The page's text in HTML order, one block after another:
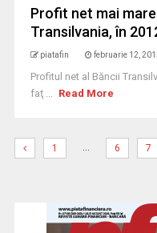
Profit net mai
Transilvania, în
piatafin februarie 12,
Profitul net al Băncii
faţ ... Read More
1 … 6 7